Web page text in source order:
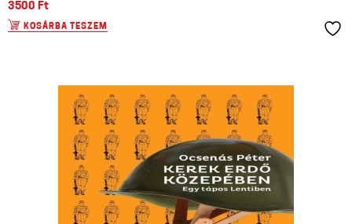
3500 Ft
KOSÁRBA TESZEM